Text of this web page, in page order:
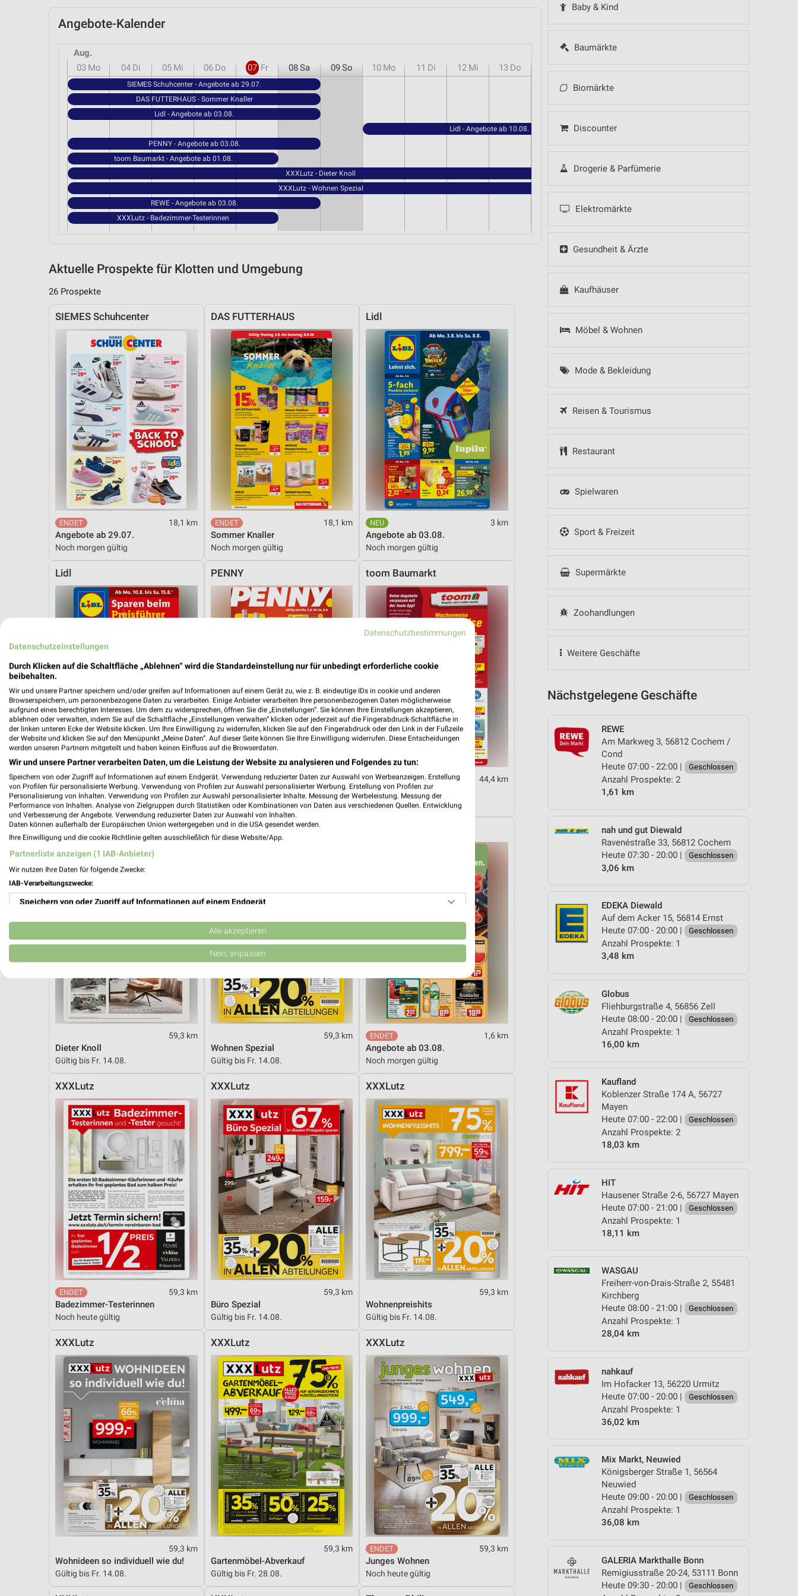
Baby & Kind
Baumärkte
Biomärkte
Discounter
Drogerie & Parfümerie
Elektromärkte
Gesundheit & Ärzte
Kaufhäuser
Möbel & Wohnen
Mode & Bekleidung
Reisen & Tourismus
Restaurant
Spielwaren
Sport & Freizeit
Supermärkte
Zoohandlungen
Weitere Geschäfte
Nächstgelegene Geschäfte
REWE
Am Markweg 3, 56812 Cochem /
Cond
Heute 07:00 - 22:00 |
Geschlossen
Anzahl Prospekte: 2
1,61 km
nah und gut Diewald
Ravenéstraße 33, 56812 Cochem
Heute 07:30 - 20:00 |
Geschlossen
3,06 km
EDEKA Diewald
Auf dem Acker 15, 56814 Ernst
Heute 07:00 - 20:00 |
Geschlossen
Anzahl Prospekte: 1
3,48 km
Globus
Fliehburgstraße 4, 56856 Zell
Heute 08:00 - 20:00 |
Geschlossen
Anzahl Prospekte: 1
16,00 km
Kaufland
Koblenzer Straße 174 A, 56727
Mayen
Heute 07:00 - 22:00 |
Geschlossen
Anzahl Prospekte: 2
18,03 km
HIT
Hausener Straße 2-6, 56727 Mayen
Heute 07:00 - 21:00 |
Geschlossen
Anzahl Prospekte: 1
18,11 km
WASGAU
Freiherr-von-Drais-Straße 2, 55481
Kirchberg
Heute 08:00 - 21:00 |
Geschlossen
Anzahl Prospekte: 1
28,04 km
nahkauf
Im Hofacker 13, 56220 Urmitz
Heute 07:00 - 20:00 |
Geschlossen
Anzahl Prospekte: 1
36,02 km
Mix Markt, Neuwied
Königsberger Straße 1, 56564
Neuwied
Heute 09:00 - 20:00 |
Geschlossen
Anzahl Prospekte: 1
36,08 km
GALERIA Markthalle Bonn
Remigiusstraße 20-24, 53111 Bonn
Heute 09:30 - 20:00 |
Geschlossen
Angebote-Kalender
Aug.
03 Mo 04 Di 05 Mi 06 Do 07 Fr 08Sa 09So 10 Mo 11 Di 12 Mi 13 Do
SIEMES Schuhcenter - Angebote ab 29.07.
DAS FUTTERHAUS - Sommer Knaller
Lidl - Angebote ab 03.08.
Lidl - Angebote ab 10.08.
PENNY - Angebote ab 03.08.
toom Baumarkt - Angebote ab 01.08.
XXXLutz - Dieter Knoll
XXXLutz - Wohnen Spezial
REWE - Angebote ab 03.08.
XXXLutz - Badezimmer-Testerinnen
Aktuelle Prospekte für Klotten und Umgebung
26 Prospekte
SIEMES Schuhcenter
18,1 km
Angebote ab 29.07.
Noch morgen gültig
DAS FUTTERHAUS
18,1 km
Sommer Knaller
Noch morgen gültig
Lidl
3 km
Angebote ab 03.08.
Noch morgen gültig
Lidl
3 km
Angebote ab 10.08.
Gültig ab Mo. 10.08.
PENNY
3,5 km
Angebote ab 03.08.
Noch morgen gültig
toom Baumarkt
44,4 km
Angebote ab 01.08.
Noch heute gültig
XXXLutz
59,3 km
Dieter Knoll
Gültig bis Fr. 14.08.
XXXLutz
59,3 km
Wohnen Spezial
Gültig bis Fr. 14.08.
1,6 km
Angebote ab 03.08.
Noch morgen gültig
XXXLutz
59,3 km
Badezimmer-Testerinnen
Noch heute gültig
XXXLutz
59,3 km
Büro Spezial
Gültig bis Fr. 14.08.
XXXLutz
59,3 km
Wohnenpreishits
Gültig bis Fr. 14.08.
XXXLutz
59,3 km
Wohnideen so individuell wie du!
Gültig bis Fr. 14.08.
XXXLutz
59,3 km
Gartenmöbel-Abverkauf
Gültig bis Fr. 28.08.
XXXLutz
59,3 km
Junges Wohnen
Noch heute gültig
Datenschutzbestimmungen
Datenschutzeinstellungen
Durch Klicken auf die Schaltfläche „Ablehnen“ wird die Standardeinstellung nur für unbedingt erforderliche cookie
beibehalten.
Wir und unsere Partner speichern und/oder greifen auf Informationen auf einem Gerät zu, wie z. B. eindeutige IDs in cookie und anderen
Browserspeichern, um personenbezogene Daten zu verarbeiten. Einige Anbieter verarbeiten Ihre personenbezogenen Daten möglicherweise
aufgrund eines berechtigten Interesses. Um dem zu widersprechen, öffnen Sie die „Einstellungen“. Sie können Ihre Einstellungen akzeptieren,
ablehnen oder verwalten, indem Sie auf die Schaltfläche „Einstellungen verwalten“ klicken oder jederzeit auf die Fingerabdruck-Schaltfläche in
der linken unteren Ecke der Website klicken. Um Ihre Einwilligung zu widerrufen, klicken Sie auf den Fingerabdruck oder den Link in der Fußzeile
der Website und klicken Sie auf den Menüpunkt „Meine Daten“. Auf dieser Seite können Sie Ihre Einwilligung widerrufen. Diese Entscheidungen
werden unseren Partnern mitgeteilt und haben keinen Einfluss auf die Browserdaten.
Wir und unsere Partner verarbeiten Daten, um die Leistung der Website zu analysieren und Folgendes zu tun:
Speichern von oder Zugriff auf Informationen auf einem Endgerät. Verwendung reduzierter Daten zur Auswahl von Werbeanzeigen. Erstellung
von Profilen für personalisierte Werbung. Verwendung von Profilen zur Auswahl personalisierter Werbung. Erstellung von Profilen zur
Personalisierung von Inhalten. Verwendung von Profilen zur Auswahl personalisierter Inhalte. Messung der Werbeleistung. Messung der
Performance von Inhalten. Analyse von Zielgruppen durch Statistiken oder Kombinationen von Daten aus verschiedenen Quellen. Entwicklung
und Verbesserung der Angebote. Verwendung reduzierter Daten zur Auswahl von Inhalten.
Daten können außerhalb der Europäischen Union weitergegeben und in die USA gesendet werden.
Ihre Einwilligung und die cookie Richtlinie gelten ausschließlich für diese Website/App.
Partnerliste anzeigen (1 IAB-Anbieter)
Wir nutzen Ihre Daten für folgende Zwecke:
IAB-Verarbeitungszwecke:
Speichern von oder Zugriff auf Informationen auf einem Endgerät
Verwendung reduzierter Daten zur Auswahl von Werbeanzeigen
Erstellung von Profilen für personalisierte Werbung
Erstellung von Profilen zur Personalisierung von Inhalten
Verwendung von Profilen zur Auswahl personalisierter Inhalte
Messung der Werbeleistung
Analyse von Zielgruppen durch Statistiken oder Kombinationen von Daten aus verschiedenen
Entwicklung und Verbesserung der Angebote
Verwendung reduzierter Daten zur Auswahl von Inhalten
IAB-Besonderheiten:
Verwendung genauer Standortdaten
Geräte anhand von aktiv angeforderten Informationen identifizieren
Nicht-IAB-Verarbeitungszwecke:
Performance
Funktional
Alle akzeptieren
Nein, anpassen